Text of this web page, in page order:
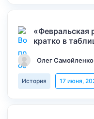
«Февральская
кратко в
Олег Самойленко
История 17 июня,